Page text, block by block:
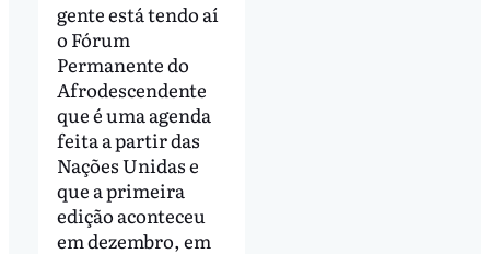
gente está tendo aí
o Fórum
Permanente do
Afrodescendente
que é uma agenda
feita a partir das
Nações Unidas e
que a primeira
edição aconteceu
em dezembro, em